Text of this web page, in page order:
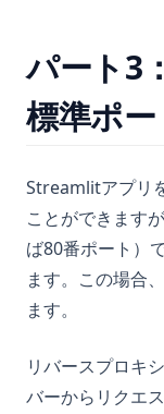
パート3
標準ポ
Streamlitアプリ
ことができます
ば80番ポート）
ます。この場合
ます。
リバースプロキ
バーからリクエ